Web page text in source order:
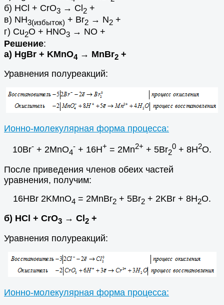
б) HCl + CrO3 → Cl2 +
в) NH3(избыток) + Br2 → N2 +
г) Cu2O + HNO3 → NO +
Решение:
а) HgBr + KMnO4 → MnВr2 +
Уравнения полуреакций:
Ионно-молекулярная форма процесса:
10Br- + 2MnO4
- + 16H+ = 2Mn2+ + 5Br2
0 + 8H2O.
После приведения членов обеих частей
уравнения, получим:
16HBr 2KMnO4 = 2MnBr2 + 5Br2 + 2KBr + 8H2O.
б) HCl + CrO3 → Cl 2 +
Уравнения полуреакций:
Ионно-молекулярная форма процесса: